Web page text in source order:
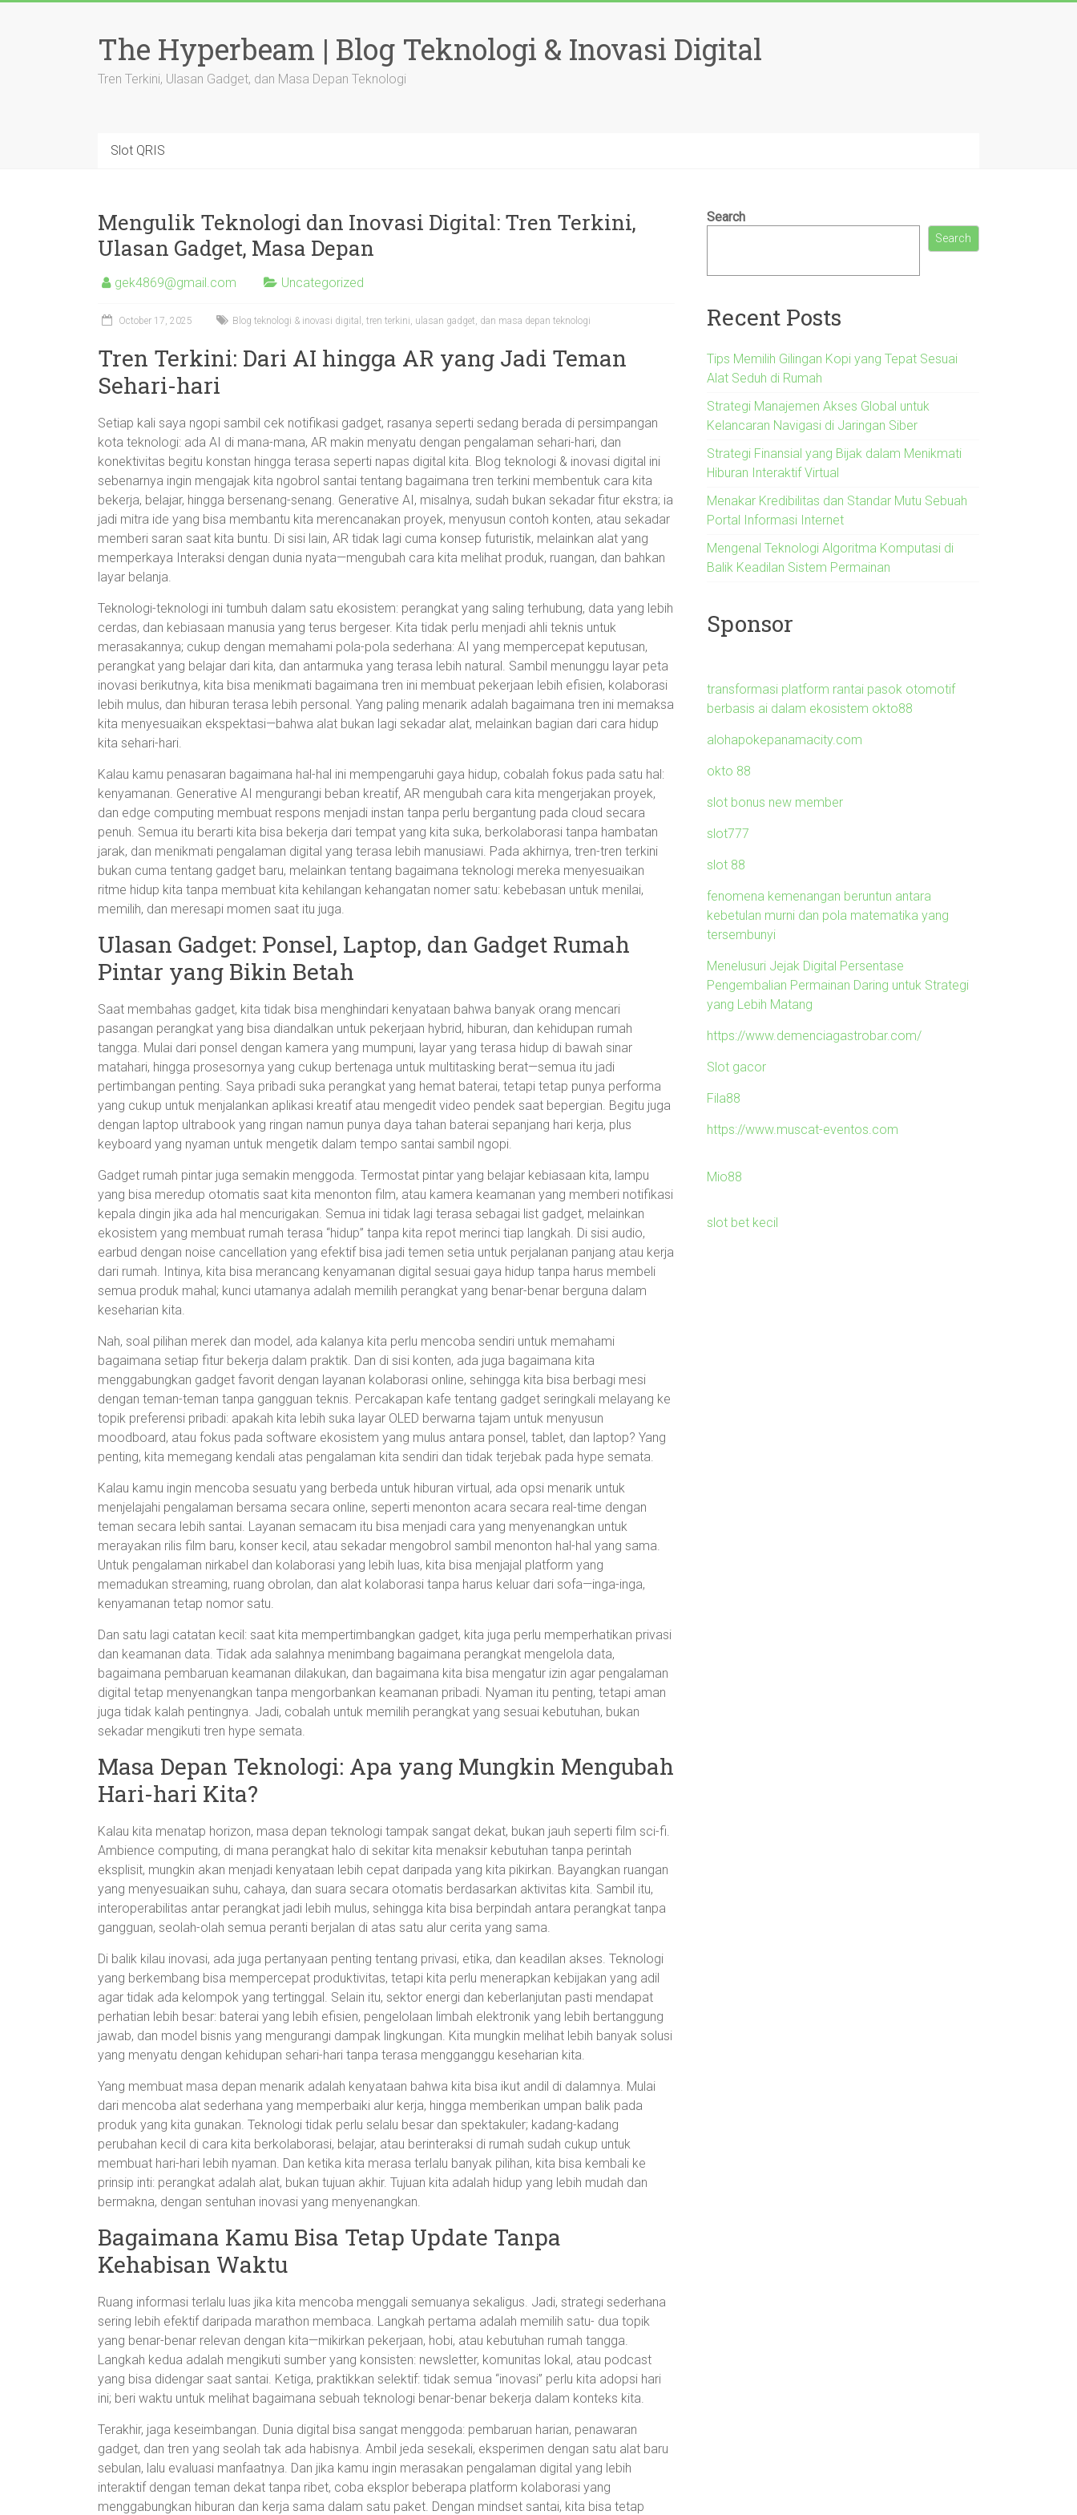
The Hyperbeam | Blog Teknologi & Inovasi Digital
Tren Terkini, Ulasan Gadget, dan Masa Depan Teknologi
Slot QRIS
Mengulik Teknologi dan Inovasi Digital: Tren Terkini,
Ulasan Gadget, Masa Depan
gek4869@gmail.com Uncategorized
October 17, 2025 Blog teknologi & inovasi digital, tren terkini, ulasan gadget, dan masa depan teknologi
Tren Terkini: Dari AI hingga AR yang Jadi Teman
Sehari-hari
Setiap kali saya ngopi sambil cek notifikasi gadget, rasanya seperti sedang berada di persimpangan
kota teknologi: ada AI di mana-mana, AR makin menyatu dengan pengalaman sehari-hari, dan
konektivitas begitu konstan hingga terasa seperti napas digital kita. Blog teknologi & inovasi digital ini
sebenarnya ingin mengajak kita ngobrol santai tentang bagaimana tren terkini membentuk cara kita
bekerja, belajar, hingga bersenang-senang. Generative AI, misalnya, sudah bukan sekadar fitur ekstra; ia
jadi mitra ide yang bisa membantu kita merencanakan proyek, menyusun contoh konten, atau sekadar
memberi saran saat kita buntu. Di sisi lain, AR tidak lagi cuma konsep futuristik, melainkan alat yang
memperkaya Interaksi dengan dunia nyata—mengubah cara kita melihat produk, ruangan, dan bahkan
layar belanja.
Teknologi-teknologi ini tumbuh dalam satu ekosistem: perangkat yang saling terhubung, data yang lebih
cerdas, dan kebiasaan manusia yang terus bergeser. Kita tidak perlu menjadi ahli teknis untuk
merasakannya; cukup dengan memahami pola-pola sederhana: AI yang mempercepat keputusan,
perangkat yang belajar dari kita, dan antarmuka yang terasa lebih natural. Sambil menunggu layar peta
inovasi berikutnya, kita bisa menikmati bagaimana tren ini membuat pekerjaan lebih efisien, kolaborasi
lebih mulus, dan hiburan terasa lebih personal. Yang paling menarik adalah bagaimana tren ini memaksa
kita menyesuaikan ekspektasi—bahwa alat bukan lagi sekadar alat, melainkan bagian dari cara hidup
kita sehari-hari.
Kalau kamu penasaran bagaimana hal-hal ini mempengaruhi gaya hidup, cobalah fokus pada satu hal:
kenyamanan. Generative AI mengurangi beban kreatif, AR mengubah cara kita mengerjakan proyek,
dan edge computing membuat respons menjadi instan tanpa perlu bergantung pada cloud secara
penuh. Semua itu berarti kita bisa bekerja dari tempat yang kita suka, berkolaborasi tanpa hambatan
jarak, dan menikmati pengalaman digital yang terasa lebih manusiawi. Pada akhirnya, tren-tren terkini
bukan cuma tentang gadget baru, melainkan tentang bagaimana teknologi mereka menyesuaikan
ritme hidup kita tanpa membuat kita kehilangan kehangatan nomer satu: kebebasan untuk menilai,
memilih, dan meresapi momen saat itu juga.
Ulasan Gadget: Ponsel, Laptop, dan Gadget Rumah
Pintar yang Bikin Betah
Saat membahas gadget, kita tidak bisa menghindari kenyataan bahwa banyak orang mencari
pasangan perangkat yang bisa diandalkan untuk pekerjaan hybrid, hiburan, dan kehidupan rumah
tangga. Mulai dari ponsel dengan kamera yang mumpuni, layar yang terasa hidup di bawah sinar
matahari, hingga prosesornya yang cukup bertenaga untuk multitasking berat—semua itu jadi
pertimbangan penting. Saya pribadi suka perangkat yang hemat baterai, tetapi tetap punya performa
yang cukup untuk menjalankan aplikasi kreatif atau mengedit video pendek saat bepergian. Begitu juga
dengan laptop ultrabook yang ringan namun punya daya tahan baterai sepanjang hari kerja, plus
keyboard yang nyaman untuk mengetik dalam tempo santai sambil ngopi.
Gadget rumah pintar juga semakin menggoda. Termostat pintar yang belajar kebiasaan kita, lampu
yang bisa meredup otomatis saat kita menonton film, atau kamera keamanan yang memberi notifikasi
kepala dingin jika ada hal mencurigakan. Semua ini tidak lagi terasa sebagai list gadget, melainkan
ekosistem yang membuat rumah terasa “hidup” tanpa kita repot merinci tiap langkah. Di sisi audio,
earbud dengan noise cancellation yang efektif bisa jadi temen setia untuk perjalanan panjang atau kerja
dari rumah. Intinya, kita bisa merancang kenyamanan digital sesuai gaya hidup tanpa harus membeli
semua produk mahal; kunci utamanya adalah memilih perangkat yang benar-benar berguna dalam
keseharian kita.
Nah, soal pilihan merek dan model, ada kalanya kita perlu mencoba sendiri untuk memahami
bagaimana setiap fitur bekerja dalam praktik. Dan di sisi konten, ada juga bagaimana kita
menggabungkan gadget favorit dengan layanan kolaborasi online, sehingga kita bisa berbagi mesi
dengan teman-teman tanpa gangguan teknis. Percakapan kafe tentang gadget seringkali melayang ke
topik preferensi pribadi: apakah kita lebih suka layar OLED berwarna tajam untuk menyusun
moodboard, atau fokus pada software ekosistem yang mulus antara ponsel, tablet, dan laptop? Yang
penting, kita memegang kendali atas pengalaman kita sendiri dan tidak terjebak pada hype semata.
Kalau kamu ingin mencoba sesuatu yang berbeda untuk hiburan virtual, ada opsi menarik untuk
menjelajahi pengalaman bersama secara online, seperti menonton acara secara real-time dengan
teman secara lebih santai. Layanan semacam itu bisa menjadi cara yang menyenangkan untuk
merayakan rilis film baru, konser kecil, atau sekadar mengobrol sambil menonton hal-hal yang sama.
Untuk pengalaman nirkabel dan kolaborasi yang lebih luas, kita bisa menjajal platform yang
memadukan streaming, ruang obrolan, dan alat kolaborasi tanpa harus keluar dari sofa—inga-inga,
kenyamanan tetap nomor satu.
Dan satu lagi catatan kecil: saat kita mempertimbangkan gadget, kita juga perlu memperhatikan privasi
dan keamanan data. Tidak ada salahnya menimbang bagaimana perangkat mengelola data,
bagaimana pembaruan keamanan dilakukan, dan bagaimana kita bisa mengatur izin agar pengalaman
digital tetap menyenangkan tanpa mengorbankan keamanan pribadi. Nyaman itu penting, tetapi aman
juga tidak kalah pentingnya. Jadi, cobalah untuk memilih perangkat yang sesuai kebutuhan, bukan
sekadar mengikuti tren hype semata.
Masa Depan Teknologi: Apa yang Mungkin Mengubah
Hari-hari Kita?
Kalau kita menatap horizon, masa depan teknologi tampak sangat dekat, bukan jauh seperti film sci-fi.
Ambience computing, di mana perangkat halo di sekitar kita menaksir kebutuhan tanpa perintah
eksplisit, mungkin akan menjadi kenyataan lebih cepat daripada yang kita pikirkan. Bayangkan ruangan
yang menyesuaikan suhu, cahaya, dan suara secara otomatis berdasarkan aktivitas kita. Sambil itu,
interoperabilitas antar perangkat jadi lebih mulus, sehingga kita bisa berpindah antara perangkat tanpa
gangguan, seolah-olah semua peranti berjalan di atas satu alur cerita yang sama.
Di balik kilau inovasi, ada juga pertanyaan penting tentang privasi, etika, dan keadilan akses. Teknologi
yang berkembang bisa mempercepat produktivitas, tetapi kita perlu menerapkan kebijakan yang adil
agar tidak ada kelompok yang tertinggal. Selain itu, sektor energi dan keberlanjutan pasti mendapat
perhatian lebih besar: baterai yang lebih efisien, pengelolaan limbah elektronik yang lebih bertanggung
jawab, dan model bisnis yang mengurangi dampak lingkungan. Kita mungkin melihat lebih banyak solusi
yang menyatu dengan kehidupan sehari-hari tanpa terasa mengganggu keseharian kita.
Yang membuat masa depan menarik adalah kenyataan bahwa kita bisa ikut andil di dalamnya. Mulai
dari mencoba alat sederhana yang memperbaiki alur kerja, hingga memberikan umpan balik pada
produk yang kita gunakan. Teknologi tidak perlu selalu besar dan spektakuler; kadang-kadang
perubahan kecil di cara kita berkolaborasi, belajar, atau berinteraksi di rumah sudah cukup untuk
membuat hari-hari lebih nyaman. Dan ketika kita merasa terlalu banyak pilihan, kita bisa kembali ke
prinsip inti: perangkat adalah alat, bukan tujuan akhir. Tujuan kita adalah hidup yang lebih mudah dan
bermakna, dengan sentuhan inovasi yang menyenangkan.
Bagaimana Kamu Bisa Tetap Update Tanpa
Kehabisan Waktu
Ruang informasi terlalu luas jika kita mencoba menggali semuanya sekaligus. Jadi, strategi sederhana
sering lebih efektif daripada marathon membaca. Langkah pertama adalah memilih satu- dua topik
yang benar-benar relevan dengan kita—mikirkan pekerjaan, hobi, atau kebutuhan rumah tangga.
Langkah kedua adalah mengikuti sumber yang konsisten: newsletter, komunitas lokal, atau podcast
yang bisa didengar saat santai. Ketiga, praktikkan selektif: tidak semua “inovasi” perlu kita adopsi hari
ini; beri waktu untuk melihat bagaimana sebuah teknologi benar-benar bekerja dalam konteks kita.
Terakhir, jaga keseimbangan. Dunia digital bisa sangat menggoda: pembaruan harian, penawaran
gadget, dan tren yang seolah tak ada habisnya. Ambil jeda sesekali, eksperimen dengan satu alat baru
sebulan, lalu evaluasi manfaatnya. Dan jika kamu ingin merasakan pengalaman digital yang lebih
interaktif dengan teman dekat tanpa ribet, coba eksplor beberapa platform kolaborasi yang
menggabungkan hiburan dan kerja sama dalam satu paket. Dengan mindset santai, kita bisa tetap
Search
Search
Recent Posts
Tips Memilih Gilingan Kopi yang Tepat Sesuai
Alat Seduh di Rumah
Strategi Manajemen Akses Global untuk
Kelancaran Navigasi di Jaringan Siber
Strategi Finansial yang Bijak dalam Menikmati
Hiburan Interaktif Virtual
Menakar Kredibilitas dan Standar Mutu Sebuah
Portal Informasi Internet
Mengenal Teknologi Algoritma Komputasi di
Balik Keadilan Sistem Permainan
Sponsor
transformasi platform rantai pasok otomotif
berbasis ai dalam ekosistem okto88
alohapokepanamacity.com
okto 88
slot bonus new member
slot777
slot 88
fenomena kemenangan beruntun antara
kebetulan murni dan pola matematika yang
tersembunyi
Menelusuri Jejak Digital Persentase
Pengembalian Permainan Daring untuk Strategi
yang Lebih Matang
https://www.demenciagastrobar.com/
Slot gacor
Fila88
https://www.muscat-eventos.com
Mio88
slot bet kecil